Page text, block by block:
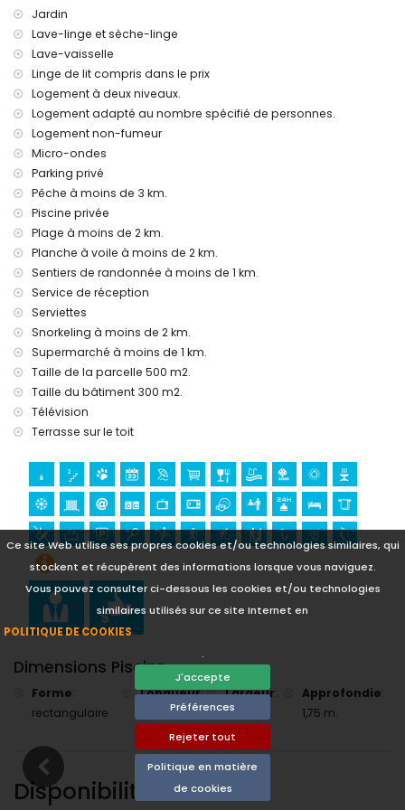
Ce site Web utilise ses propres cookies et/ou technologies similaires, qui
stockent et récupèrent des informations lorsque vous naviguez.
Vous pouvez consulter ci-dessous les cookies et/ou technologies
similaires utilisés sur ce site Internet en
POLITIQUE DE COOKIES
.
J'accepte
Préférences
Rejeter tout
Politique en matière
de cookies
chauffage par le sol et climatisation
lit d'enfant/berceau (sur demande)
Divertissements et activités de loisirs pour vos vacances à
Albir, Costa Blanca
bar et promenade (Paseo Marítimo) (à moins de 5
kilomètres de la maison)
parc d'attractions (Terra Mitica), parc à thème (Terra
Mitica), zoo (Terra Natura), parc animalier (Terra Natura) et
parc aquatique (Aqualandia) (à moins de 10 kilomètres de
la maison)
Sites et culture à Albir, Costa Blanca
musée (Museo del Chocolate) et site historique (Altea
l'hébergement)
château (Castillo de Guadalest) (à moins de 25 kilomètres
de l'hébergement)
Sports
randonnée et cyclisme (à moins de 1000 mètres de la
maison)
moins de 5 kilomètres de la maison)
golf (Don Cayo) et escalade (à moins de 10 kilomètres de la
Jardin
Lave-linge et sèche-linge
Lave-vaisselle
Linge de lit compris dans le prix
Logement à deux niveaux.
Logement adapté au nombre spécifié de personnes.
Logement non-fumeur
Micro-ondes
Parking privé
Pêche à moins de 3 km.
Piscine privée
Plage à moins de 2 km.
Planche à voile à moins de 2 km.
Sentiers de randonnée à moins de 1 km.
Service de réception
Serviettes
Snorkeling à moins de 2 km.
Supermarché à moins de 1 km.
Taille de la parcelle 500 m2.
Taille du bâtiment 300 m2.
Télévision
Terrasse sur le toit
Dimensions Piscine
Forme:
rectangulaire
Longueur:
Largeur:
4 m.
Approfondie:
1,75 m.
Disponibilité